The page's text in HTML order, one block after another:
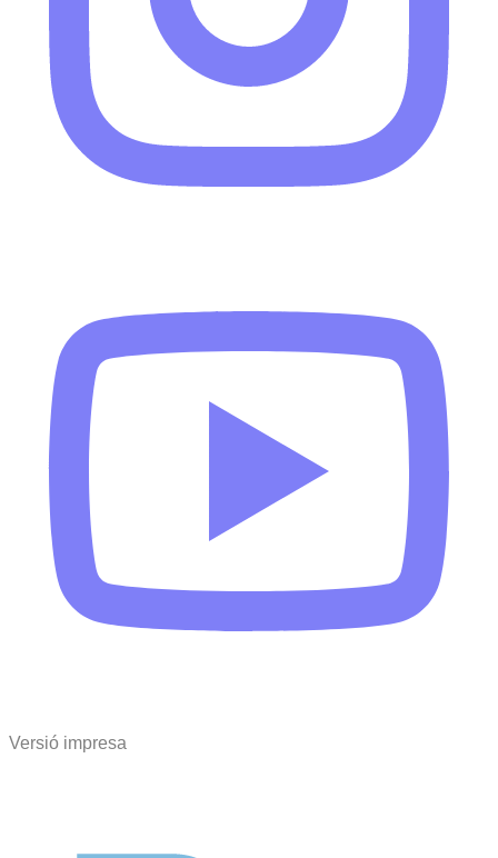
Versió impresa